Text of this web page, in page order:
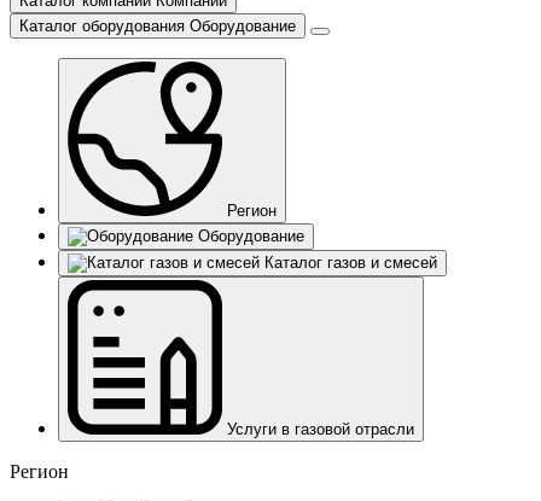
Каталог оборудования Оборудование
Регион
Оборудование
Каталог газов и смесей
Услуги в газовой отрасли
Регион